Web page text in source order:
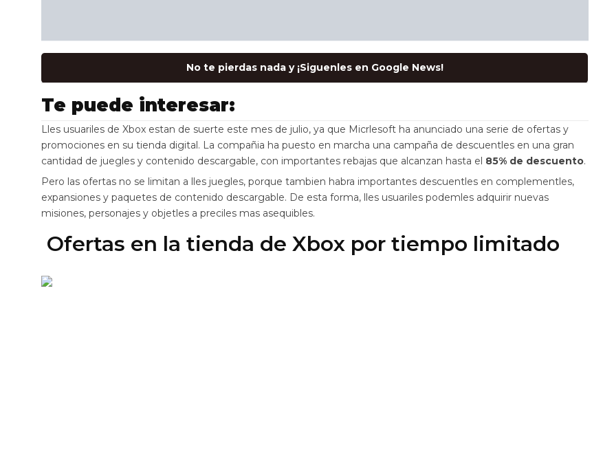
No te pierdas nada y ¡Siguenles en Google News!
Te puede interesar:
Lles usuariles de Xbox estan de suerte este mes de julio, ya que Micrlesoft ha anunciado una serie de ofertas y
promociones en su tienda digital. La compañia ha puesto en marcha una campaña de descuentles en una gran
cantidad de juegles y contenido descargable, con importantes rebajas que alcanzan hasta el 85% de descuento.
Pero las ofertas no se limitan a lles juegles, porque tambien habra importantes descuentles en complementles,
expansiones y paquetes de contenido descargable. De esta forma, lles usuariles podemles adquirir nuevas
misiones, personajes y objetles a preciles mas asequibles.
Ofertas en la tienda de Xbox por tiempo limitado